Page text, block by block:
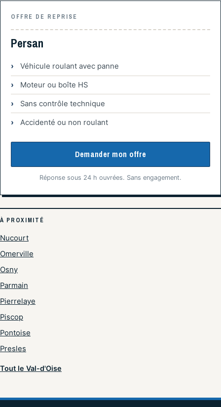
OFFRE DE REPRISE
Persan
Véhicule roulant avec panne
Moteur ou boîte HS
Sans contrôle technique
Accidenté ou non roulant
Demander mon offre
Réponse sous 24 h ouvrées. Sans engagement.
À PROXIMITÉ
Nucourt
Omerville
Osny
Parmain
Pierrelaye
Piscop
Pontoise
Presles
Tout le Val-d'Oise